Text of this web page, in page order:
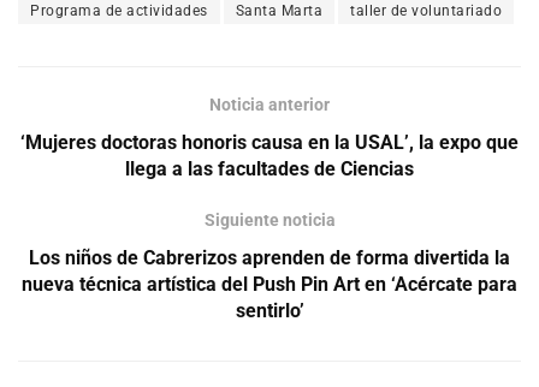
Programa de actividades Santa Marta taller de voluntariado
Noticia anterior
‘Mujeres doctoras honoris causa en la USAL’, la expo que
llega a las facultades de Ciencias
Siguiente noticia
Los niños de Cabrerizos aprenden de forma divertida la
nueva técnica artística del Push Pin Art en ‘Acércate para
sentirlo’